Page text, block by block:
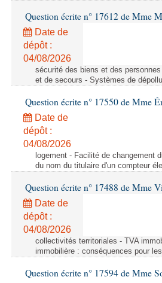
Question écrite n° 17612 de Mme
Date de
dépôt :
04/08/2026
sécurité des biens et des
et de secours - Systèmes de
Question écrite n° 17550 de Mme
Date de
dépôt :
04/08/2026
logement - Facilité de changement
du nom du titulaire d'un compteur
Question écrite n° 17488 de Mme
Date de
dépôt :
04/08/2026
collectivités territoriales - TVA
immobilière : conséquences pour
Question écrite n° 17594 de Mme